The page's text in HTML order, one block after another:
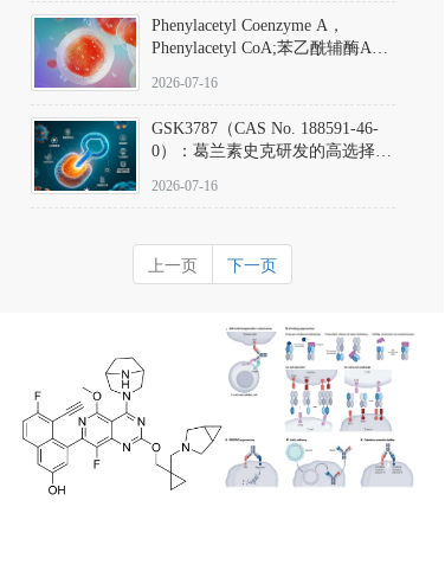
Phenylacetyl Coenzyme A，
Phenylacetyl CoA;苯乙酰辅酶A
2026-07-16
GSK3787（CAS No. 188591-46-
0）：葛兰素史克研发的高选择
抗剂，被广泛视为研究PPARδ核
靶点药理机制的金标准化学探
针。
2026-07-16
上一页 下一页